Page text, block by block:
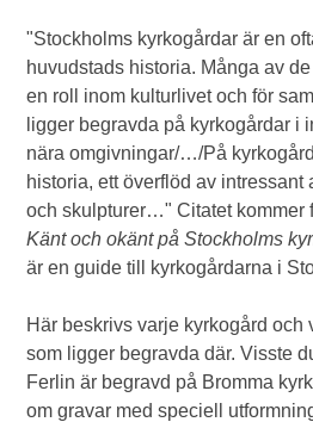
"Stockholms kyrkogårdar är en
huvudstads historia. Många av
en roll inom kulturlivet och för
ligger begravda på kyrkogårdar i
nära omgivningar/…/På
historia, ett överflöd av intressant
och skulpturer…" Citatet kommer
Känt och okänt på Stockholms
är en guide till kyrkogårdarna i
Här beskrivs varje kyrkogård och
som ligger begravda där. Visste
Ferlin är begravd på Bromma
om gravar med speciell